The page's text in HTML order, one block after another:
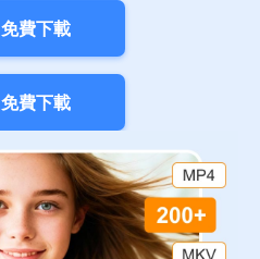
免費下載
免費下載